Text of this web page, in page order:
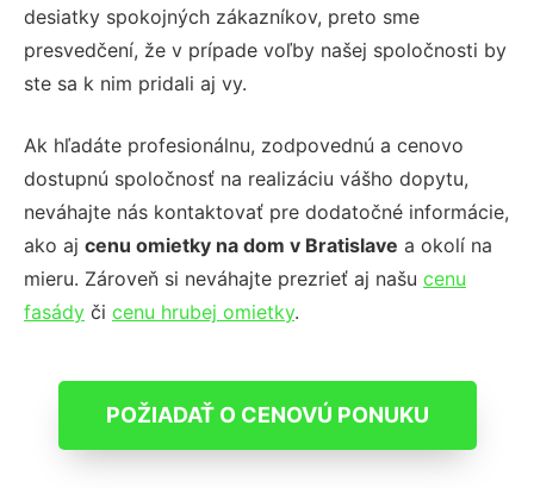
desiatky spokojných zákazníkov, preto sme
presvedčení, že v prípade voľby našej spoločnosti by
ste sa k nim pridali aj vy.
Ak hľadáte profesionálnu, zodpovednú a cenovo
dostupnú spoločnosť na realizáciu vášho dopytu,
neváhajte nás kontaktovať pre dodatočné informácie,
ako aj cenu omietky na dom v Bratislave a okolí na
mieru. Zároveň si neváhajte prezrieť aj našu cenu
fasády či cenu hrubej omietky.
POŽIADAŤ O CENOVÚ PONUKU